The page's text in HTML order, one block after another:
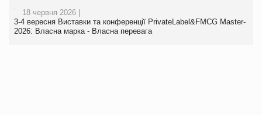
18 червня 2026 |
3-4 вересня Виставки та конференції PrivateLabel&FMCG Master-
2026: Власна марка - Власна перевага